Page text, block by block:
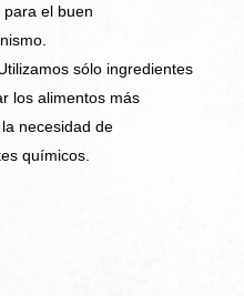
el buen
sólo ingredientes
los alimentos más
necesidad de
químicos.